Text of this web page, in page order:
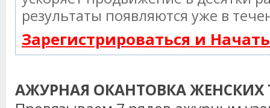
результаты появляются уже в
Зарегистрироваться и
АЖУРНАЯ ОКАНТОВКА ЖЕНСКИХ